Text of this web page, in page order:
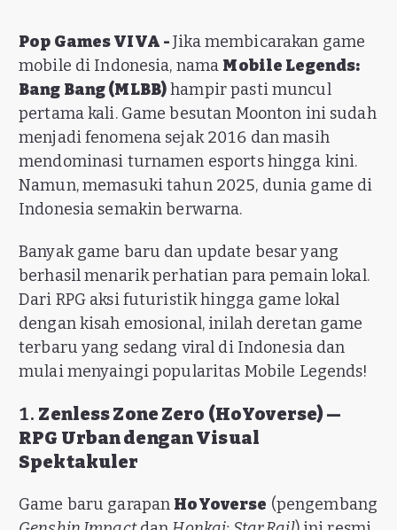
Pop Games VIVA -Jika membicarakan game
mobile di Indonesia, nama Mobile Legends:
Bang Bang (MLBB)hampir pasti muncul
pertama kali. Game besutan Moonton ini sudah
menjadi fenomena sejak 2016 dan masih
mendominasi turnamen esports hingga kini.
Namun, memasuki tahun 2025, dunia game di
Indonesia semakin berwarna.
Banyak game baru dan update besar yang
berhasil menarik perhatian para pemain lokal.
Dari RPG aksi futuristik hingga game lokal
dengan kisah emosional, inilah deretan game
terbaru yang sedang viral di Indonesia dan
mulai menyaingi popularitas Mobile Legends!
1. Zenless Zone Zero (HoYoverse) —
RPG Urban dengan Visual
Spektakuler
Game baru garapan HoYoverse (pengembang